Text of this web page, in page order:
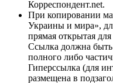
Корреспондент.net.
При копировании
Украины и мира»,
прямая открытая
Ссылка должна быть
полного либо
Гиперссылка (для
размещена в